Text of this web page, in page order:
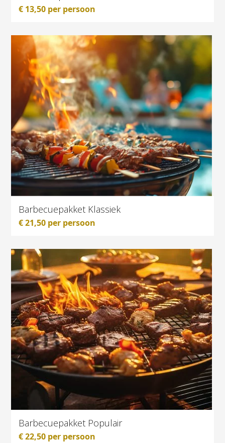
€ 13,50 per persoon
Barbecuepakket Klassiek
€21,50 per persoon
Barbecuepakket Populair
€22,50 per persoon